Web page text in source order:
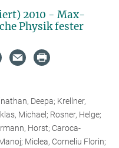
2010 - Max-
Physik fester
Deepa; Krellner,
Michael; Rosner, Helge;
Horst; Caroca-
Miclea, Corneliu Florin;